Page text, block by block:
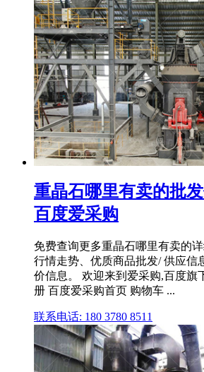
重晶石哪里有卖的批
百度爱采购
免费查询更多重晶石哪里有卖的详
行情走势、优质商品批发/ 供应信
价信息。 欢迎来到爱采购,百度旗
册 百度爱采购首页 购物车 ...
联系电话: 180 3780 8511